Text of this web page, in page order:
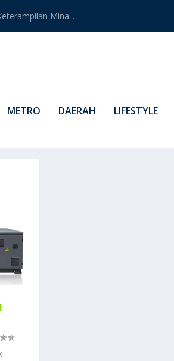
Mina...
METRO DAERAH LIFESTYLE